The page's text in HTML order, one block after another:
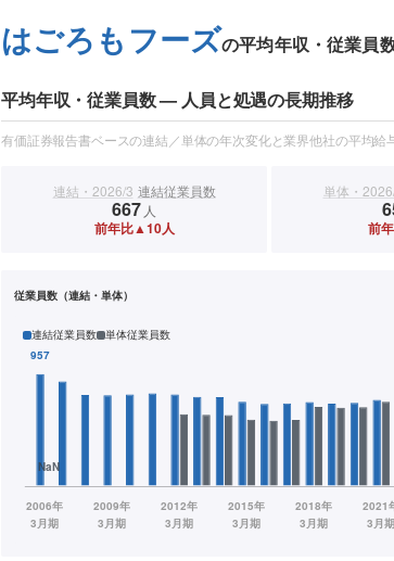
はごろもフーズの平均年収・従業員
平均年収・従業員数 — 人員と処遇の長期推移
有価証券報告書ベースの連結／単体の年次変化と業界他社の平均給
連結・2026/3 連結従業員数
667 人
前年比▲10人
単体・
前
従業員数（連結・単体）
連結従業員数 単体従業員数